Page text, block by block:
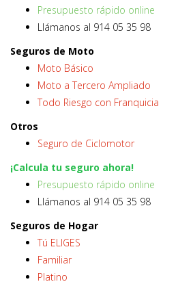
Presupuesto rápido online
Llámanos al 914 05 35 98
Seguros de Moto
Moto Básico
Moto a Tercero Ampliado
Todo Riesgo con Franquicia
Otros
Seguro de Ciclomotor
¡Calcula tu seguro ahora!
Presupuesto rápido online
Llámanos al 914 05 35 98
Seguros de Hogar
Tú ELIGES
Familiar
Platino